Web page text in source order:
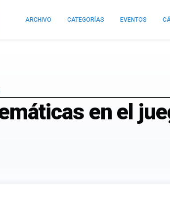
ARCHIVO CATEGORÍAS EVENTOS
en el